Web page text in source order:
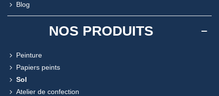
Blog
NOS PRODUITS
Peinture
Papiers peints
Sol
Atelier de confection